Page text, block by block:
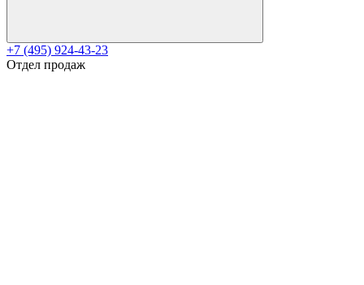
+7 (495) 924-43-23
Отдел продаж